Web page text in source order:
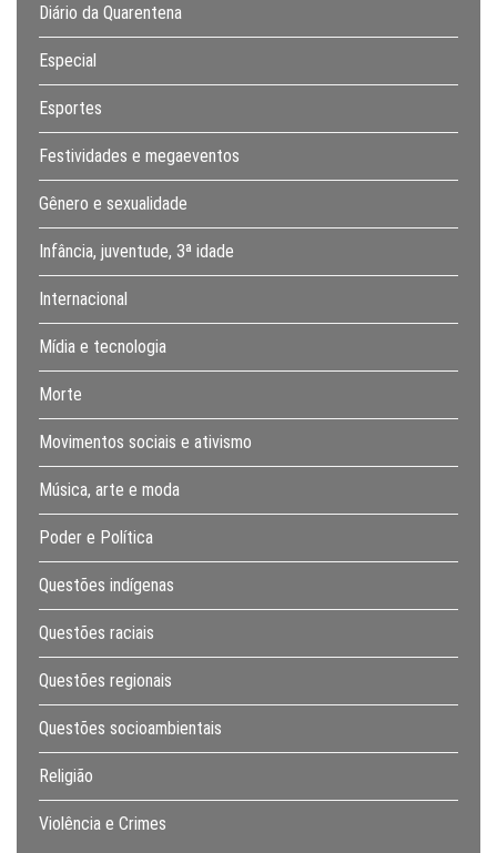
Diário da Quarentena
Especial
Esportes
Festividades e megaeventos
Gênero e sexualidade
Infância, juventude, 3ª idade
Internacional
Mídia e tecnologia
Morte
Movimentos sociais e ativismo
Música, arte e moda
Poder e Política
Questões indígenas
Questões raciais
Questões regionais
Questões socioambientais
Religião
Violência e Crimes